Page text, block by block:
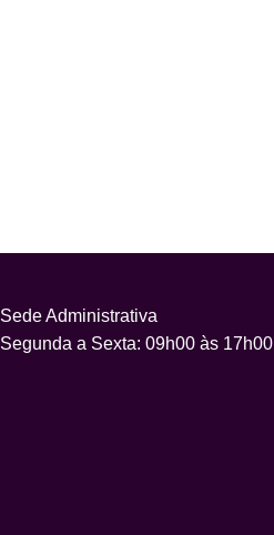
Sede Administrativa
Segunda a Sexta: 09h00 às 17h00